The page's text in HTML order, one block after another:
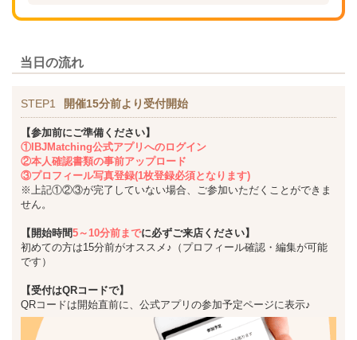
当日の流れ
STEP1 開催15分前より受付開始
【参加前にご準備ください】
①IBJMatching公式アプリへのログイン
②本人確認書類の事前アップロード
③プロフィール写真登録(1枚登録必須となります)
※上記①②③が完了していない場合、ご参加いただくことができま
せん。
【開始時間5～10分前までに必ずご来店ください】
初めての方は15分前がオススメ♪（プロフィール確認・編集が可能
です）
【受付はQRコードで】
QRコードは開始直前に、公式アプリの参加予定ページに表示♪